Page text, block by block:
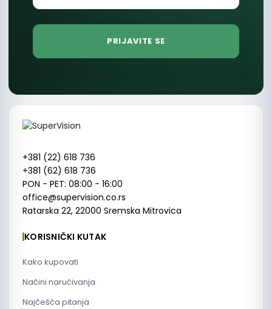
+381 (22) 618 736
+381 (62) 618 736
PON - PET: 08:00 - 16:00
office@supervision.co.rs
Ratarska 22, 22000 Sremska Mitrovica
KORISNIČKI KUTAK
Kako kupovati
Načini naručivanja
Najčešća pitanja